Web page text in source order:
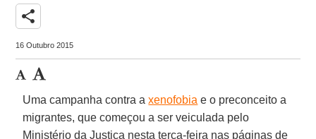
share
16 Outubro 2015
Uma campanha contra axenofobia e o preconceito a
migrantes, que começou a ser veiculada pelo
Ministério da Justiça nesta terça-feira nas páginas de